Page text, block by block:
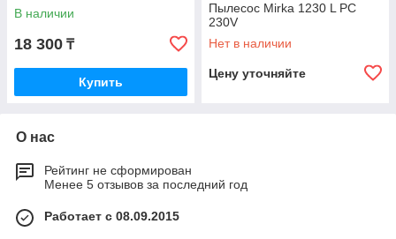
В наличии
18 300 ₸
Купить
Пылесос Mirka 1230 L PC
230V
Нет в наличии
Цену уточняйте
О нас
Рейтинг не сформирован
Менее 5 отзывов за последний год
Работает с 08.09.2015